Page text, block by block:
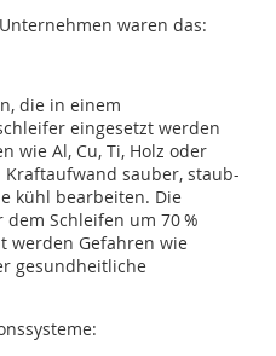
waren das:
die in einem
eingesetzt werden
wie Al, Cu, Ti, Holz oder
sauber, staub-
kühl bearbeiten. Die
Schleifen um 70 %
werden Gefahren wie
gesundheitliche